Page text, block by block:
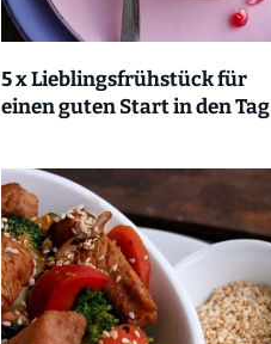
5 x Lieblingsfrühstück für
einen guten Start in den Tag